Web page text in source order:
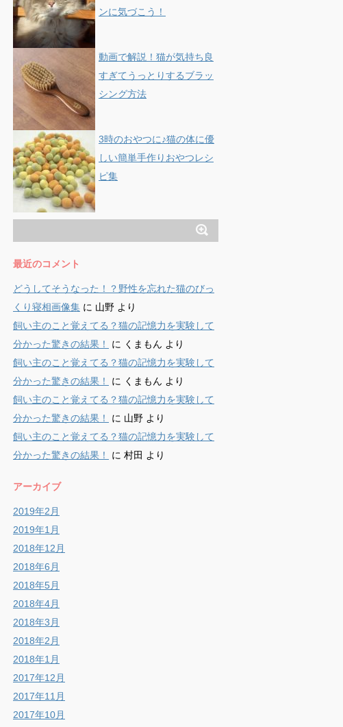
ンに気づこう！
動画で解説！猫が気持ち良
すぎてうっとりするブラッ
シング方法
3時のおやつに♪猫の体に優
しい簡単手作りおやつレシ
ピ集
最近のコメント
どうしてそうなった！？野性を忘れた猫のびっ
くり寝相画像集 に 山野 より
飼い主のこと覚えてる？猫の記憶力を実験して
分かった驚きの結果！
に くまもん より
飼い主のこと覚えてる？猫の記憶力を実験して
分かった驚きの結果！
に くまもん より
飼い主のこと覚えてる？猫の記憶力を実験して
分かった驚きの結果！
に 山野 より
飼い主のこと覚えてる？猫の記憶力を実験して
分かった驚きの結果！
に 村田 より
アーカイブ
2019年2月
2019年1月
2018年12月
2018年6月
2018年5月
2018年4月
2018年3月
2018年2月
2018年1月
2017年12月
2017年11月
2017年10月